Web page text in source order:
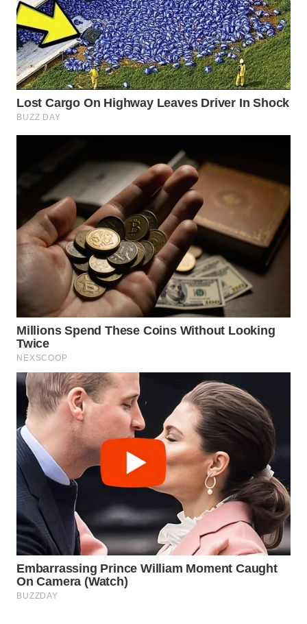
WN
PRIANGAN
TIMUR
WN
SEMARANG
SOLO
BOROBUDUR
WN
MADURA
SURABAYA
WN
NATUNA
WN
BINTAN
WN
MANDALIKA
WN
LIKUPANG
WN
LABUANBAJO
WN
BORNEO